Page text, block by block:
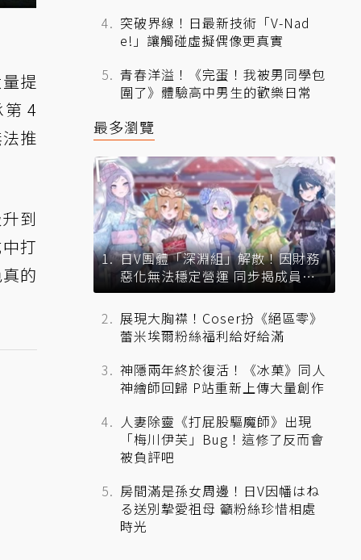
提
4
推
到
打
的
突破界線！日最新技術「V-Nad
e!」讓觸碰虛擬偶像更真實
青春洋溢！《完蛋！我被男同學包
圍了》體驗高中男生的歡樂日常
最多瀏覽
日V團體「深淵組」解散！因財務
惡化無法穩定營運 同步揭成員未
來去向
展現大胸襟！Coser扮《絕區零》
蕾米埃爾粉絲福利給好給滿
神隱兩年終於復活！《冰菓》同人
神繪師回歸 P站重新上傳大量創作
人妻除靈《打屁股驅魔師》出現
「梅川伊芙」Bug！這修了反而會
被負評吧
房間滿是孫女周邊！日V因幡はね
る送別摯愛祖母 籲粉絲珍惜相處
時光